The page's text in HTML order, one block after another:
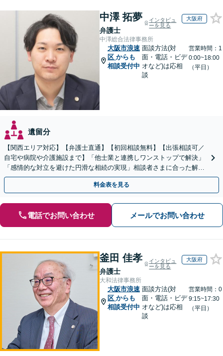
中澤 拓夢
弁護士
インタビュ
ーを見る
大阪府
中澤総合法律事務所
大阪市浪速
区 からも
相談受付中
面談方法(対
面・電話・ビデ
オなど)は応相
談
営業時間：1
0:00~18:00
（平日）
遺留分
【関西エリア対応】【弁護士直通】【初回相談無料】【出張相談可／
自宅や病院や介護施設まで】「他士業と連携しワンストップで解決」
「感情的な対立を避けた円滑な相続の実現」相談者さまに合った解決
のプランをご提案
料金表を見る
電話でお問い合わせ メールでお問い合わせ
釜田 佳孝
弁護士
インタビュ
ーを見る
大阪府
大和法律事務所
大阪市浪速
区 からも
相談受付中
面談方法(対
面・電話・ビデ
オなど)は応相
談
営業時間：0
9:15~17:30
（平日）